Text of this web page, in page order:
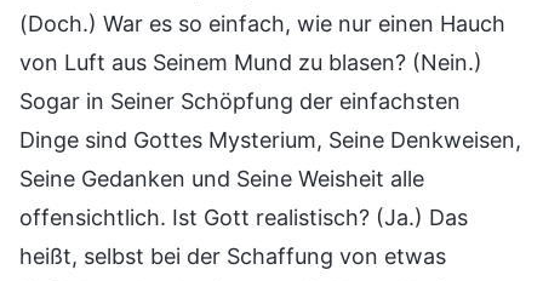
(Doch.) War es so einfach, wie nur einen Hauch
von Luft aus Seinem Mund zu blasen? (Nein.)
Sogar in Seiner Schöpfung der einfachsten
Dinge sind Gottes Mysterium, Seine Denkweisen,
Seine Gedanken und Seine Weisheit alle
offensichtlich. Ist Gott realistisch? (Ja.) Das
heißt, selbst bei der Schaffung von etwas